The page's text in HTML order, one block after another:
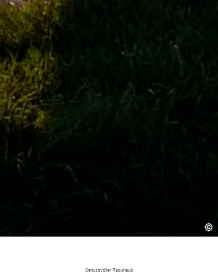
Genussvoller Radurlaub